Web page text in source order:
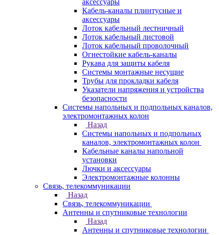
аксессуары
Кабель-каналы плинтусные и
аксессуары
Лоток кабельный лестничный
Лоток кабельный листовой
Лоток кабельный проволочный
Огнестойкие кабель-каналы
Рукава для защиты кабеля
Системы монтажные несущие
Трубы для прокладки кабеля
Указатели напряжения и устройства
безопасности
Системы напольных и подпольных каналов,
электромонтажных колон
Назад
Системы напольных и подпольных
каналов, электромонтажных колон
Кабельные каналы напольной
установки
Лючки и аксессуары
Электромонтажные колонны
Связь, телекоммуникации
Назад
Связь, телекоммуникации
Антенны и спутниковые технологии
Назад
Антенны и спутниковые технологии